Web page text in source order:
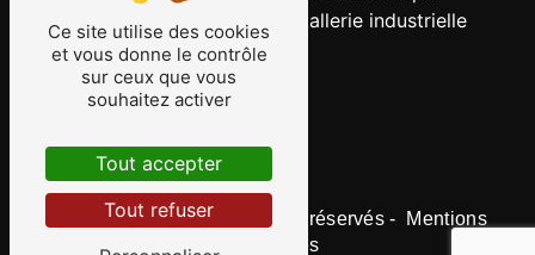
serrurerie
ERP
tuyauterie
tuyauterie inox
metallerie industrielle
Vistalid- 2026 - Tous droits réservés -
Mentions
légales- Gestion des cookies
Ce site utilise des cookies
et vous donne le contrôle
sur ceux que vous
souhaitez activer
Tout accepter
Tout refuser